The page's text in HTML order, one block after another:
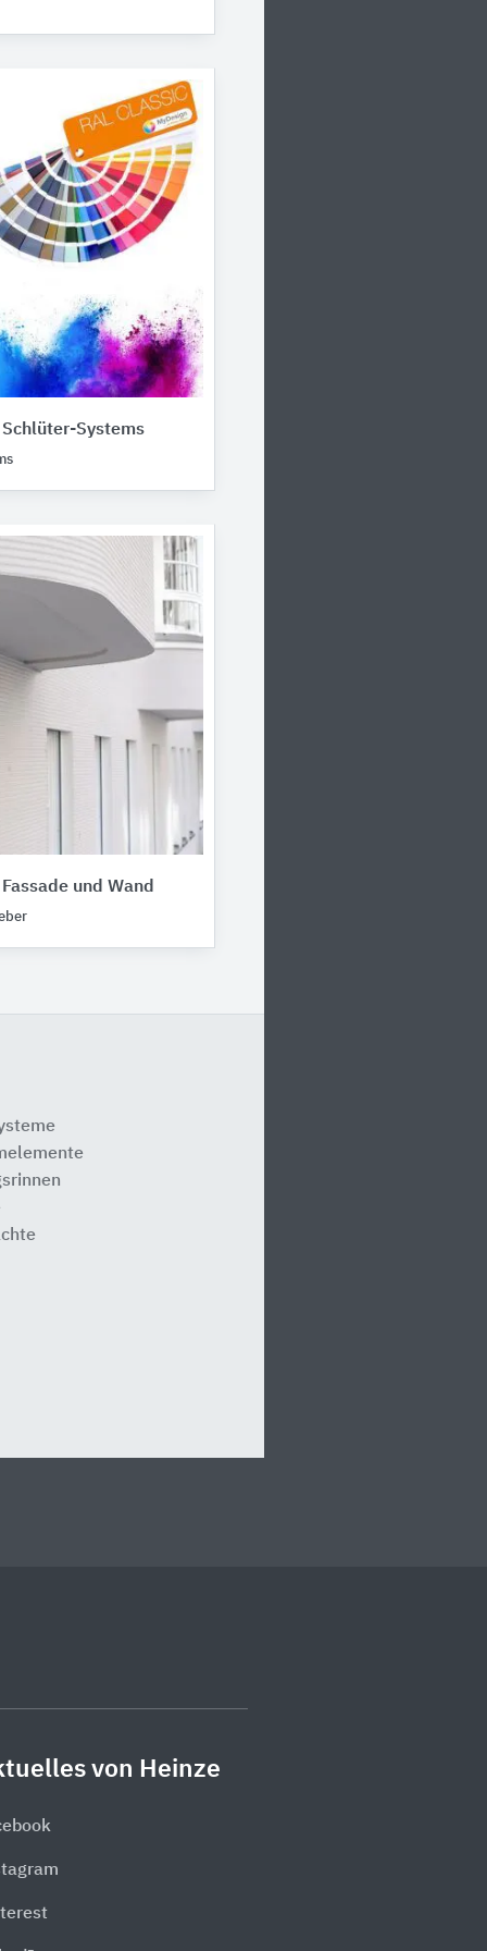
Systems
und Wand
von Heinze